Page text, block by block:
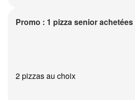
Promo : 1 pizza senior
2 pizzas au choix